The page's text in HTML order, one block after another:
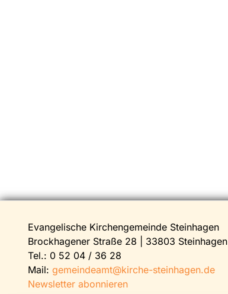
Evangelische Kirchengemeinde Steinhagen
Brockhagener Straße 28 | 33803 Steinhagen
Tel.: 0 52 04 / 36 28
Mail: gemeindeamt@kirche-steinhagen.de
Newsletter abonnieren